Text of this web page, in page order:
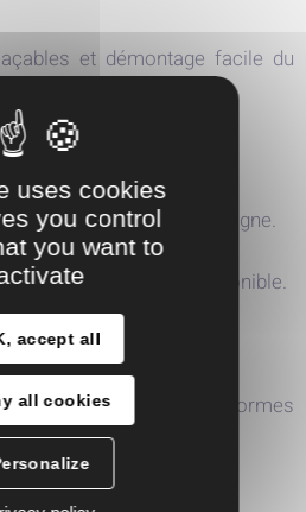
et démontage facile du
version monobloc et en ligne.
9906 2B, 3B et 2U disponible.
sélectionnées selon les normes
uses cookies
you control
you want to
accept all
all cookies